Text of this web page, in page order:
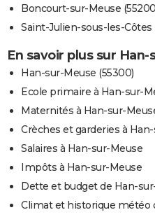
Boncourt-sur-Meuse
Saint-Julien-sous-les-Côtes
En savoir plus sur
Han-sur-Meuse (55300)
Ecole primaire à Han-sur-
Maternités à Han-sur-
Crèches et garderies à
Salaires à Han-sur-Meuse
Impôts à Han-sur-Meuse
Dette et budget de Han-
Climat et historique météo